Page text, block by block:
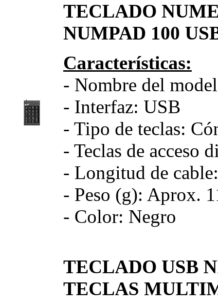
TECLADO
NUMPAD 100
Características:
- Nombre del
- Interfaz: USB
- Tipo de teclas:
- Teclas de acceso
- Longitud de
- Peso (g): Aprox.
- Color: Negro
TECLADO USB
TECLAS